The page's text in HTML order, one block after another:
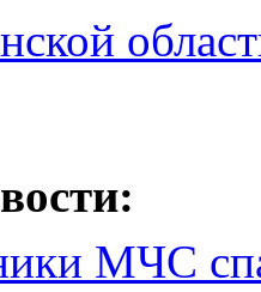
МЧС